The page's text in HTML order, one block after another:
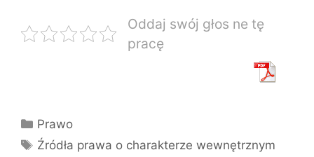
Oddaj swój głos ne tę
pracę
Kategorie
Prawo
Tagi
Źródła prawa o charakterze wewnętrznym